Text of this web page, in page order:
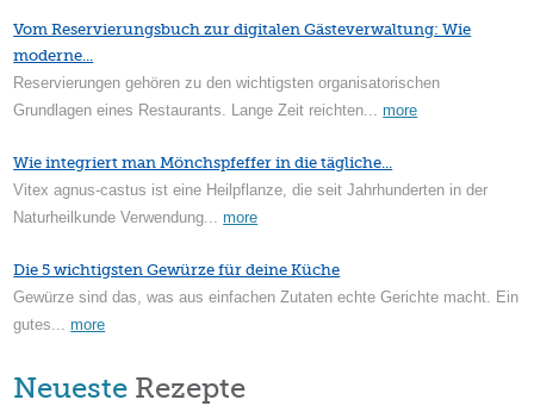
Vom Reservierungsbuch zur digitalen Gästeverwaltung: Wie
moderne...
Reservierungen gehören zu den wichtigsten organisatorischen
Grundlagen eines Restaurants. Lange Zeit reichten...more
Wie integriert man Mönchspfeffer in die tägliche...
Vitex agnus-castus ist eine Heilpflanze, die seit Jahrhunderten in der
Naturheilkunde Verwendung...more
Die 5 wichtigsten Gewürze für deine Küche
Gewürze sind das, was aus einfachen Zutaten echte Gerichte macht. Ein
gutes...more
Neueste Rezepte